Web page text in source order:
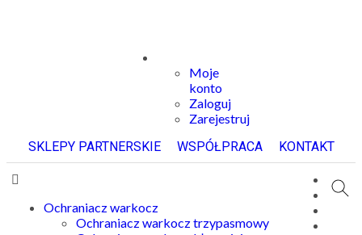
Moje
konto
Zaloguj
Zarejestruj
SKLEPY PARTNERSKIE
WSPÓŁPRACA KONTAKT
Ochraniacz warkocz
Ochraniacz warkocz trzypasmowy